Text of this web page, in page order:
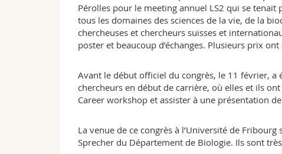
Pérolles pour le meeting annuel LS2 qui se
tous les domaines des sciences de la vie, de la
chercheuses et chercheurs suisses et
poster et beaucoup d’échanges. Plusieurs prix
Avant le début officiel du congrès, le 11 février, a
chercheurs en début de carrière, où elles et ils
Career workshop et assister à une présentation
La venue de ce congrès à l’Université de
Sprecher du Département de Biologie. Ils sont